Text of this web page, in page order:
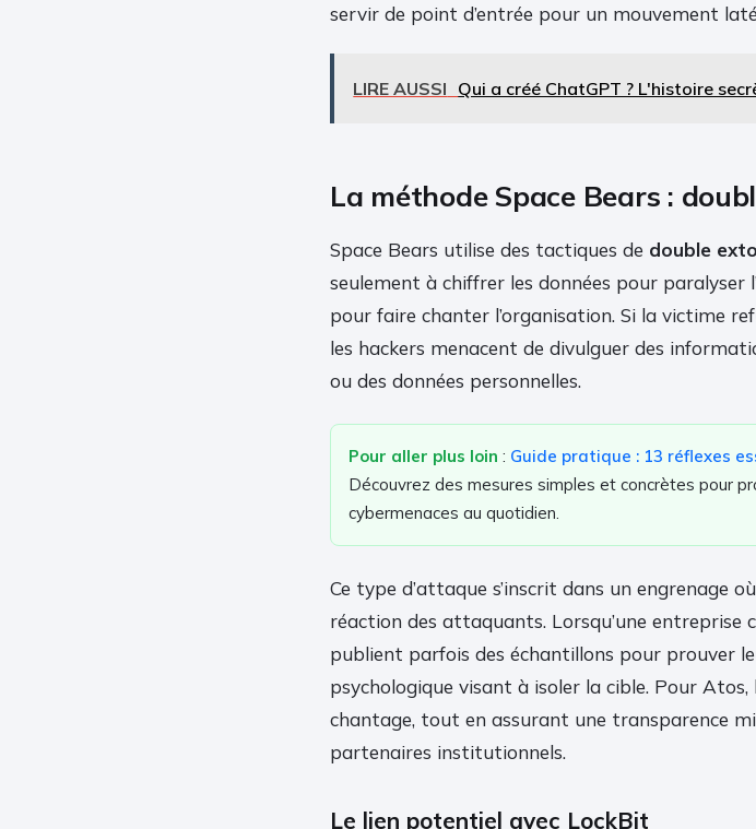
servir de point d’entrée pour un mouvement
LIRE AUSSI Qui a créé ChatGPT ? L'histoire
La méthode Space Bears :
Space Bears utilise des tactiques de double
seulement à chiffrer les données pour paralyser
pour faire chanter l’organisation. Si la victime
les hackers menacent de divulguer des
ou des données personnelles.
Pour aller plus loin : Guide pratique : 13 réflexes
Découvrez des mesures simples et concrètes pour
cybermenaces au quotidien.
Ce type d’attaque s’inscrit dans un engrenage
réaction des attaquants. Lorsqu’une entreprise
publient parfois des échantillons pour prouver
psychologique visant à isoler la cible. Pour
chantage, tout en assurant une transparence
partenaires institutionnels.
Le lien potentiel avec LockBit